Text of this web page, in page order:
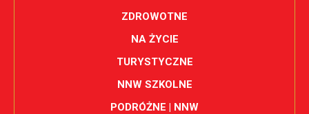
ZDROWOTNE
NA ŻYCIE
TURYSTYCZNE
NNW SZKOLNE
PODRÓŻNE | NNW